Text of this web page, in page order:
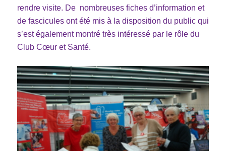
rendre visite. De nombreuses fiches d’information et
de fascicules ont été mis à la disposition du public qui
s’est également montré très intéressé par le rôle du
Club Cœur et Santé.